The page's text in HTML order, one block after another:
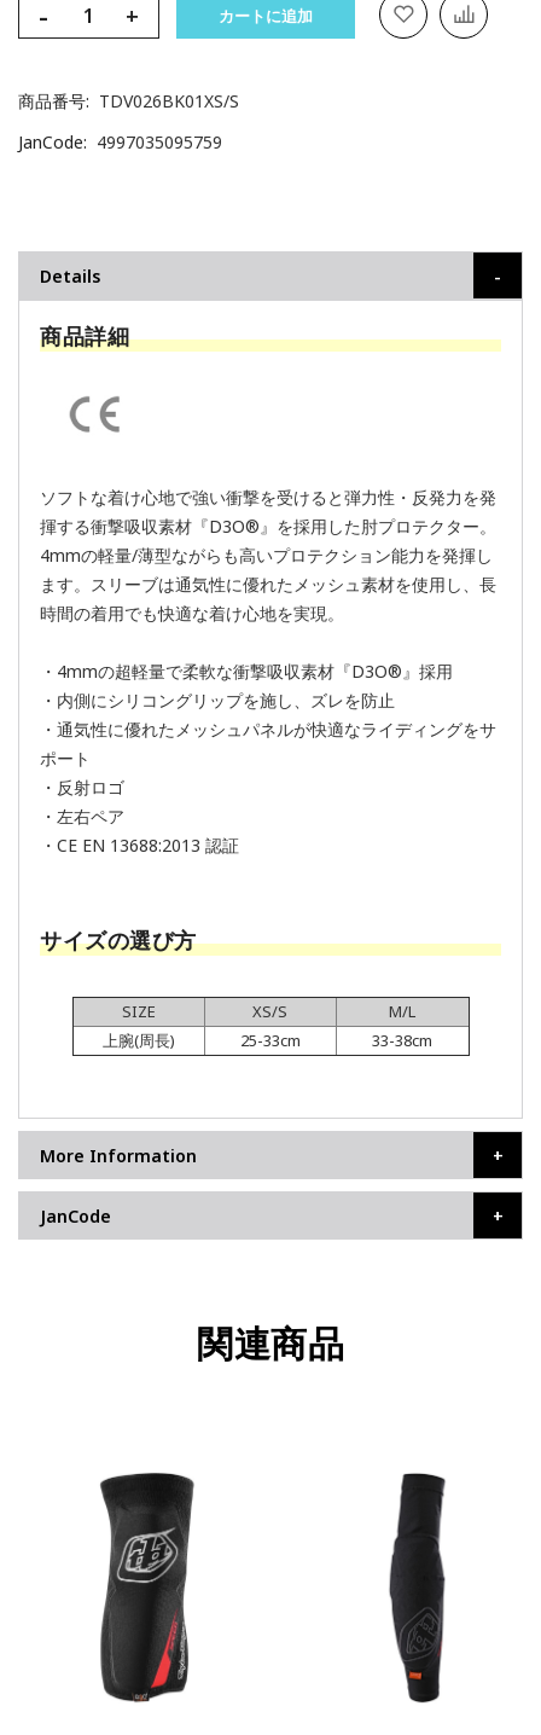
- + カートに追加
商品番号
TDV026BK01XS/S
JanCode
4997035095759
Details
商品詳細
ソフトな着け心地で強い衝撃を受けると弾力性・反発力を発
揮する衝撃吸収素材『D3O®』を採用した肘プロテクター。
4mmの軽量/薄型ながらも高いプロテクション能力を発揮し
ます。スリーブは通気性に優れたメッシュ素材を使用し、長
時間の着用でも快適な着け心地を実現。
・4mmの超軽量で柔軟な衝撃吸収素材『D3O®』採用
・内側にシリコングリップを施し、ズレを防止
・通気性に優れたメッシュパネルが快適なライディングをサ
ポート
・反射ロゴ
・左右ペア
・CE EN 13688:2013 認証
サイズの選び方
SIZE XS/S
M/L
上腕(周長)
25-33cm 33-38cm
More Information
JanCode
関連商品